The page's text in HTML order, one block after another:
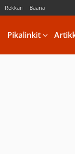
Rekkari Baana
Pikalinkit